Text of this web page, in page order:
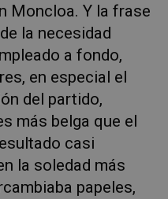
Moncloa. Y la frase
la necesidad
a fondo,
en especial el
del partido,
más belga que el
casi
la soledad más
papeles,